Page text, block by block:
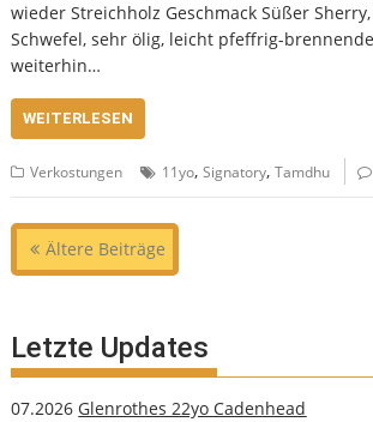
wieder Streichholz Geschmack Süßer
Schwefel, sehr ölig, leicht pfeffrig-
weiterhin…
WEITERLESEN
Verkostungen 11yo,Signatory,Tamdhu
Beitragsnavigation
Ältere Beiträge
Letzte Updates
07.2026 Glenrothes 22yo Cadenhead